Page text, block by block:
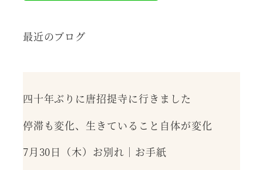
最近のブログ
四十年ぶりに唐招提寺に行きました
停滞も変化、生きていること自体が変化
7月30日（木）お別れ｜お手紙